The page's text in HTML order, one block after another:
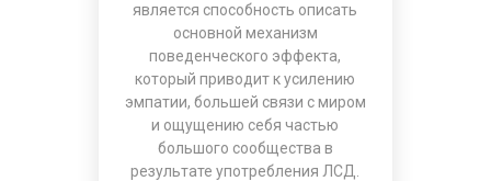
является способность описать
основной механизм
поведенческого эффекта,
который приводит к усилению
эмпатии, большей связи с миром
и ощущению себя частью
большого сообщества в
результате употребления ЛСД.